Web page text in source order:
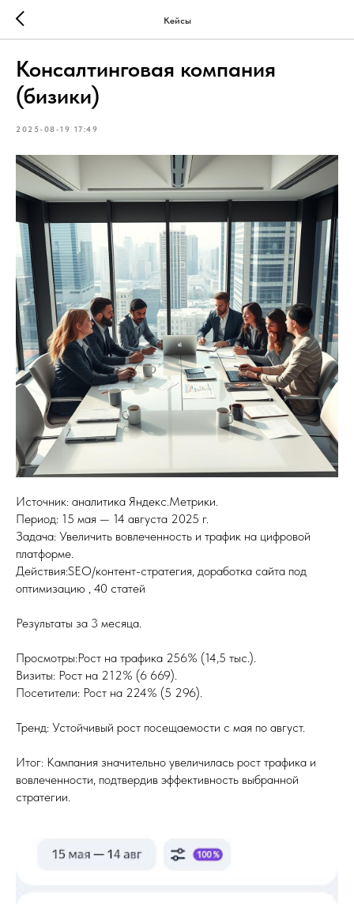
Кейсы
Консалтинговая компания
(бизики)
2025-08-19 17:49
Источник: аналитика Яндекс.Метрики.
Период: 15 мая — 14 августа 2025 г.
Задача: Увеличить вовлеченность и трафик на цифровой
платформе.
Действия:SEO/контент-стратегия, доработка сайта под
оптимизацию , 40 статей
Результаты за 3 месяца.
Просмотры:Рост на трафика 256% (14,5 тыс.).
Визиты: Рост на 212% (6 669).
Посетители: Рост на 224% (5 296).
Тренд: Устойчивый рост посещаемости с мая по август.
Итог: Кампания значительно увеличилась рост трафика и
вовлеченности, подтвердив эффективность выбранной
стратегии.